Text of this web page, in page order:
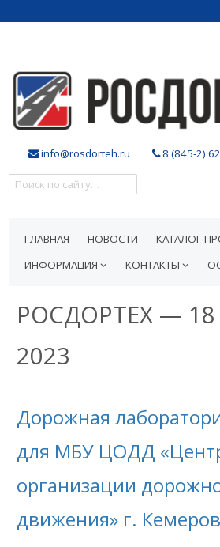
info@rosdorteh.ru 8 (845-2)
ГЛАВНАЯ НОВОСТИ
КАТАЛОГ
ИНФОРМАЦИЯ
КОНТАКТЫ
РОСДОРТЕХ — 18
2023
Дорожная
для МБУ ЦОДД
организации
движения» г.